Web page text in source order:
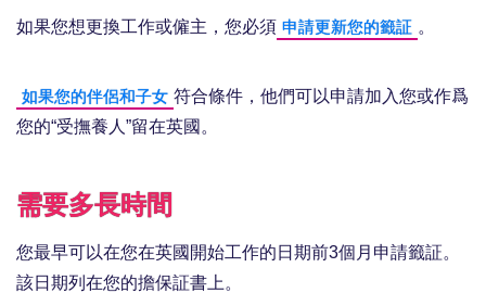
如果您想更換工作或僱主，您必須 申請更新您的籤証 。
如果您的伴侶和子女 符合條件，他們可以申請加入您或作爲
您的“受撫養人”留在英國。
需要多長時間
您最早可以在您在英國開始工作的日期前3個月申請籤証。
該日期列在您的擔保証書上。